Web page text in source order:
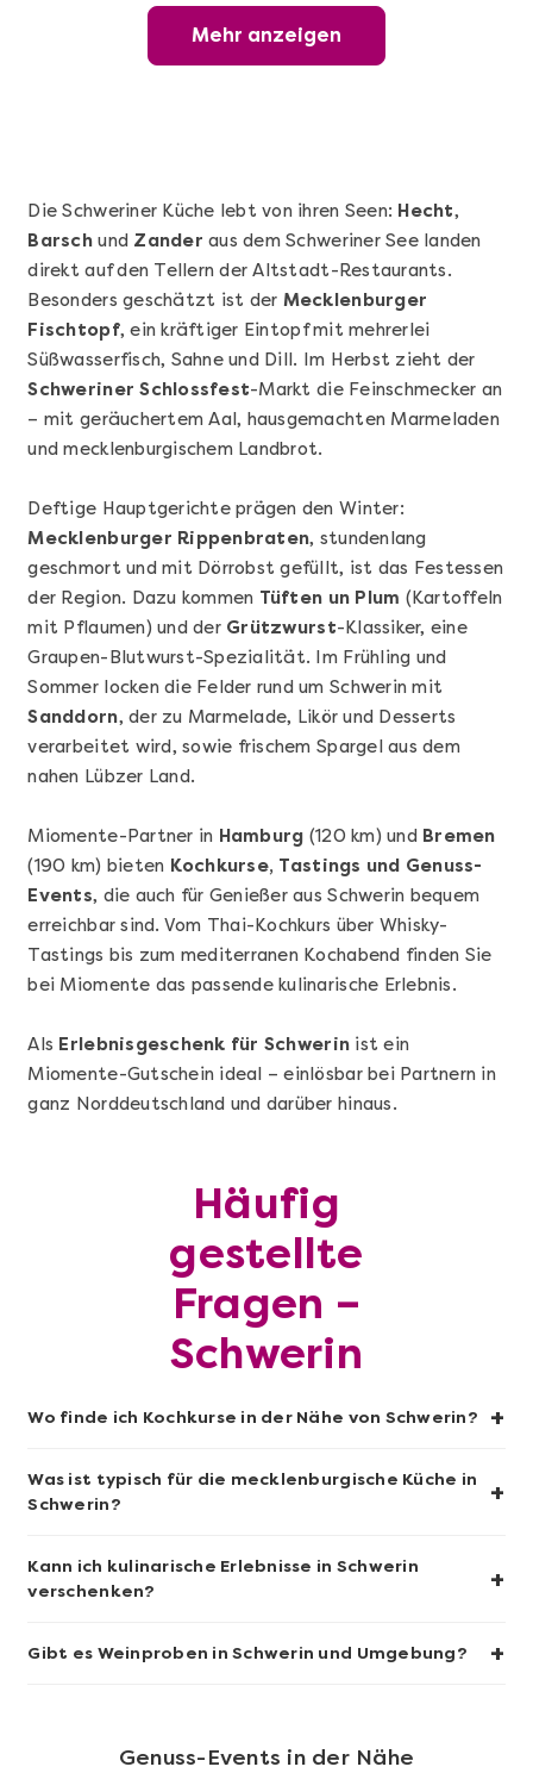
Offene Weinprobe
Mehr anzeigen
Wunderschöner Weinabend
Sushi Basic Kurs Bonn
Geschenkbox 100€
Sushi-Kochkurs@Home
Mehr anzeigen
Die Schweriner Küche lebt von ihren Seen: Hecht,
Barsch und Zander aus dem Schweriner See landen
direkt auf den Tellern der Altstadt-Restaurants.
Besonders geschätzt ist der Mecklenburger
Fischtopf, ein kräftiger Eintopf mit mehrerlei
Süßwasserfisch, Sahne und Dill. Im Herbst zieht der
Schweriner Schlossfest-Markt die Feinschmecker an
– mit geräuchertem Aal, hausgemachten Marmeladen
und mecklenburgischem Landbrot.
Deftige Hauptgerichte prägen den Winter:
Mecklenburger Rippenbraten, stundenlang
geschmort und mit Dörrobst gefüllt, ist das Festessen
der Region. Dazu kommen Tüften un Plum (Kartoffeln
mit Pflaumen) und der Grützwurst-Klassiker, eine
Graupen-Blutwurst-Spezialität. Im Frühling und
Sommer locken die Felder rund um Schwerin mit
Sanddorn, der zu Marmelade, Likör und Desserts
verarbeitet wird, sowie frischem Spargel aus dem
nahen Lübzer Land.
Miomente-Partner in Hamburg (120 km) und Bremen
(190 km) bieten Kochkurse, Tastings und Genuss-
Events, die auch für Genießer aus Schwerin bequem
erreichbar sind. Vom Thai-Kochkurs über Whisky-
Tastings bis zum mediterranen Kochabend finden Sie
bei Miomente das passende kulinarische Erlebnis.
Als Erlebnisgeschenk für Schwerin ist ein
Miomente-Gutschein ideal – einlösbar bei Partnern in
ganz Norddeutschland und darüber hinaus.
Häufig
gestellte
Fragen –
Schwerin
Wo finde ich Kochkurse in der Nähe von Schwerin? +
Was ist typisch für die mecklenburgische Küche in
Schwerin?
+
Kann ich kulinarische Erlebnisse in Schwerin
verschenken?
+
Gibt es Weinproben in Schwerin und Umgebung? +
Genuss-Events in der Nähe